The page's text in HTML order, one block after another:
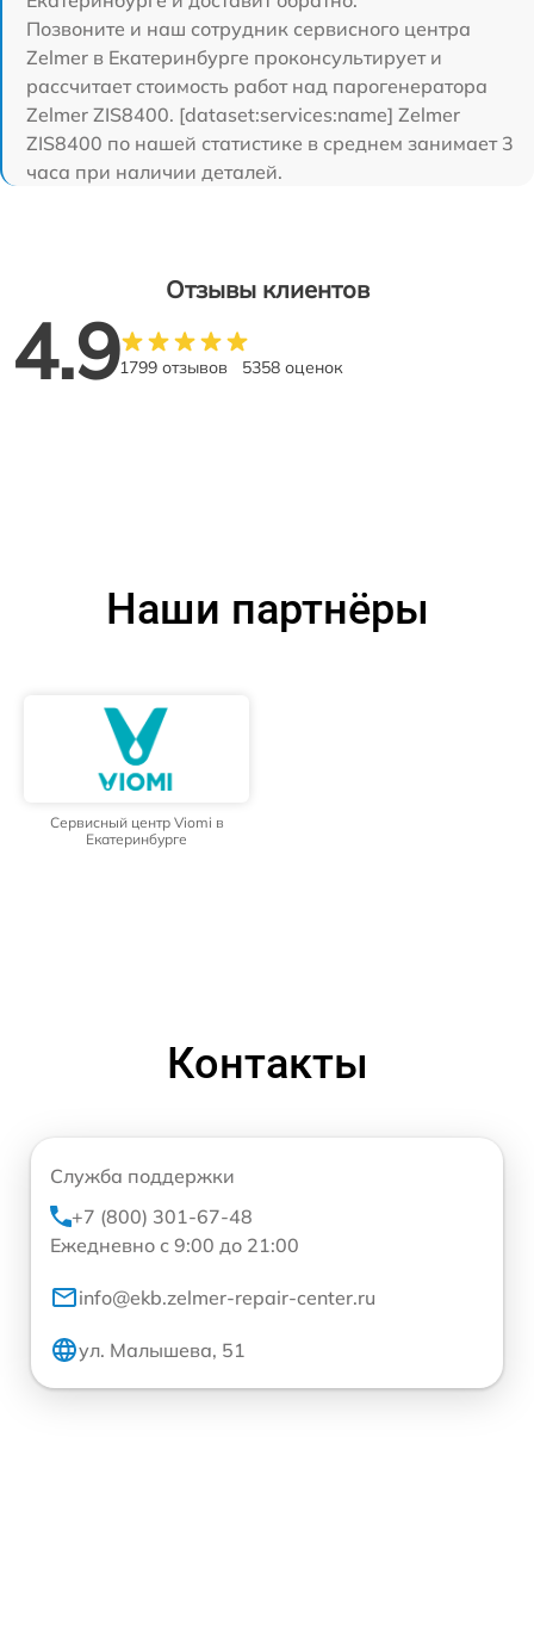
Позвоните и наш сотрудник сервисного центра
Zelmer в Екатеринбурге проконсультирует и
рассчитает стоимость работ над парогенератора
Zelmer ZIS8400. [dataset:services:name] Zelmer
ZIS8400 по нашей статистике в среднем занимает 3
часа при наличии деталей.
Отзывы клиентов
4.91799 отзывов 5358 оценок
Наши партнёры
Сервисный центр Viomi в
Екатеринбурге
Контакты
Служба поддержки
+7 (800) 301-67-48
Ежедневно с 9:00 до 21:00
info@ekb.zelmer-repair-center.ru
ул. Малышева, 51